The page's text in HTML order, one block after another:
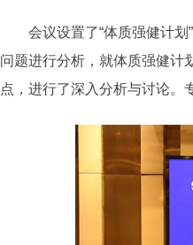
会议设置了“体质强健计划”
问题进行分析，就体质强健计
点，进行了深入分析与讨论。